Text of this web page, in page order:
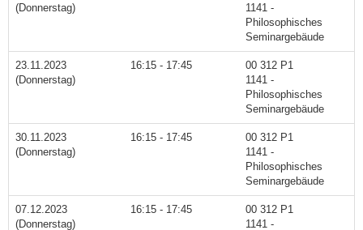
(Donnerstag)
1141 -
Philosophisches
Seminargebäude
23.11.2023
(Donnerstag)
16:15 - 17:45
00 312 P1
1141 -
Philosophisches
Seminargebäude
30.11.2023
(Donnerstag)
16:15 - 17:45
00 312 P1
1141 -
Philosophisches
Seminargebäude
07.12.2023
(Donnerstag)
16:15 - 17:45
00 312 P1
1141 -